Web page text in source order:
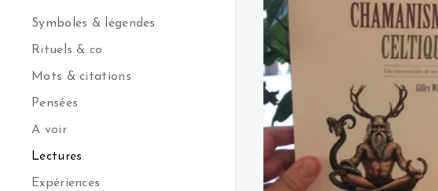
Symboles & légendes
Rituels & co
Mots & citations
Pensées
A voir
Lectures
Expériences